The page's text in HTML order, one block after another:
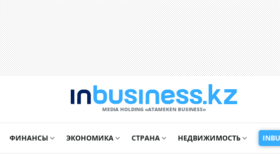
MEDIA HOLDING «ATAMEKЕN BUSINESS»
ФИНАНСЫ ЭКОНОМИКА СТРАНА НЕДВИЖИМОСТЬ